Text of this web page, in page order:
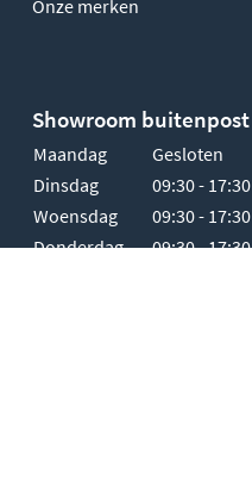
Onze merken
Showroom buitenpost
Maandag
Gesloten
Dinsdag
09:30 - 17:30
Woensdag
09:30 - 17:30
Donderdag
09:30 - 17:30